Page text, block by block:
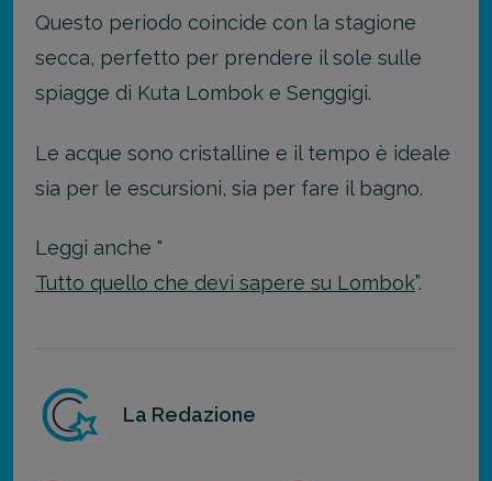
Questo periodo coincide con la stagione
secca, perfetto per prendere il sole sulle
spiagge di Kuta Lombok e Senggigi.
Le acque sono cristalline e il tempo è ideale
sia per le escursioni, sia per fare il bagno.
Leggi anche "
Tutto quello che devi sapere su Lombok”.
La Redazione